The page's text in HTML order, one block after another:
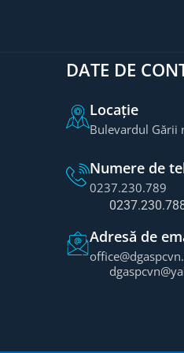
DATE DE
Locație
Bulevardul Gării
Numere de
0237.230.789
Adresă de